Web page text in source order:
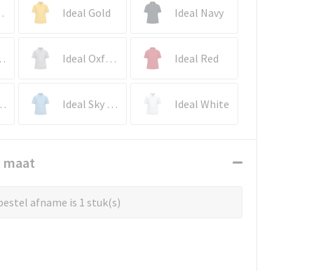
Ideal Gold Ideal Navy
Ideal Oxford Grey Ideal Red
Blue Ideal Sky Blue Ideal White
maat
afname is 1 stuk(s)